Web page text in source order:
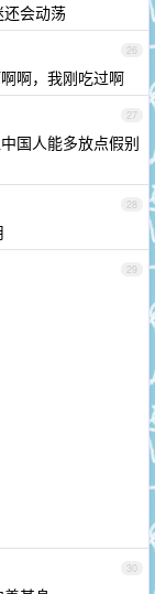
会动荡
26
啊，我刚吃过啊
27
国人能多放点假别
28
29
30